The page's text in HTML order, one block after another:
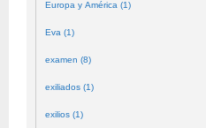
Europa y América (1)
Eva (1)
examen (8)
exiliados (1)
exilios (1)